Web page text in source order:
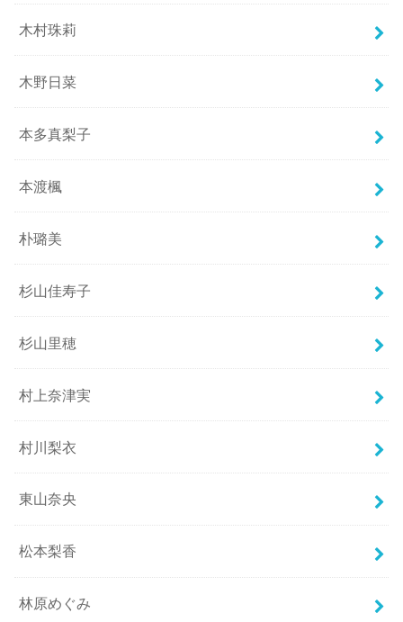
木村珠莉
木野日菜
本多真梨子
本渡楓
朴璐美
杉山佳寿子
杉山里穂
村上奈津実
村川梨衣
東山奈央
松本梨香
林原めぐみ